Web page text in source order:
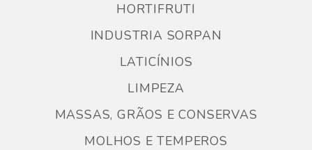
HORTIFRUTI
INDUSTRIA SORPAN
LATICÍNIOS
LIMPEZA
MASSAS, GRÃOS E CONSERVAS
MOLHOS E TEMPEROS